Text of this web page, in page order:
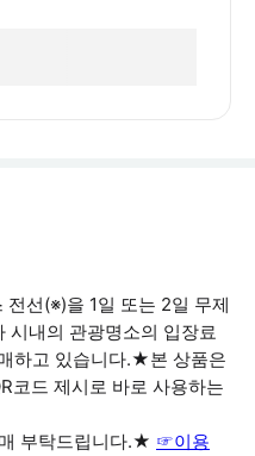
선(※)을 1일 또는 2일 무제
시내의 관광명소의 입장료
하고 있습니다.★본 상품은
코드 제시로 바로 사용하는
부탁드립니다.★ ☞이용